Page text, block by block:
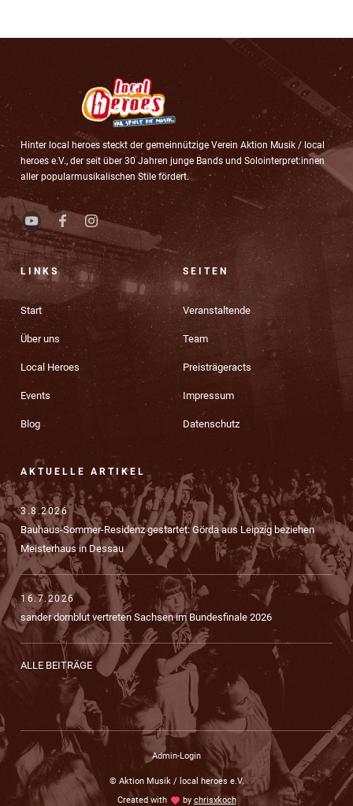
Hinter local heroes steckt der gemeinnützige Verein Aktion Musik / local
heroes e.V., der seit über 30 Jahren junge Bands und Solointerpret:innen
aller popularmusikalischen Stile fördert.
LINKS
Start
Über uns
Local Heroes
Events
Blog
SEITEN
Veranstaltende
Team
Preisträgeracts
Impressum
Datenschutz
AKTUELLE ARTIKEL
3.8.2026
Bauhaus-Sommer-Residenz gestartet: Görda aus Leipzig beziehen
Meisterhaus in Dessau
16.7.2026
sander dornblut vertreten Sachsen im Bundesfinale 2026
ALLE BEITRÄGE
Admin-Login
© Aktion Musik / local heroes e.V.
Created withlove by chrisxkoch